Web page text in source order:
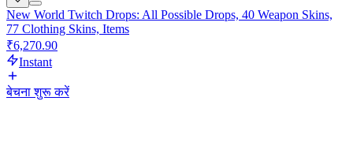
New World Twitch Drops: All Possible Drops, 40 Weapon Skins,
77 Clothing Skins, Items
₹6,270.90
Instant
बेचना शुरू करें